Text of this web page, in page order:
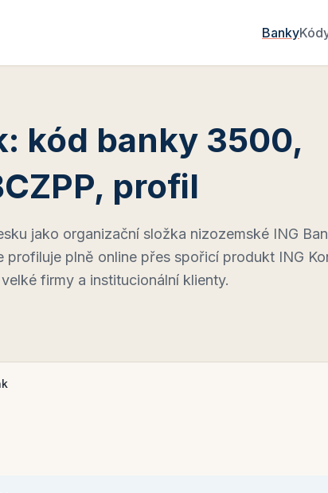
Banky
kód banky 3500,
profil
jako organizační složka nizozemské ING
profiluje plně online přes spořicí produkt ING
firmy a institucionální klienty.